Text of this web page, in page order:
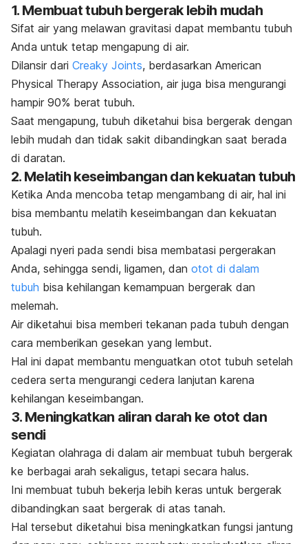
1. Membuat tubuh bergerak lebih mudah
Sifat air yang melawan gravitasi dapat membantu tubuh
Anda untuk tetap mengapung di air.
Dilansir dari Creaky Joints, berdasarkan American
Physical Therapy Association, air juga bisa mengurangi
hampir 90% berat tubuh.
Saat mengapung, tubuh diketahui bisa bergerak dengan
lebih mudah dan tidak sakit dibandingkan saat berada
di daratan.
2. Melatih keseimbangan dan kekuatan tubuh
Ketika Anda mencoba tetap mengambang di air, hal ini
bisa membantu melatih keseimbangan dan kekuatan
tubuh.
Apalagi nyeri pada sendi bisa membatasi pergerakan
Anda, sehingga sendi, ligamen, dan otot di dalam
tubuh bisa kehilangan kemampuan bergerak dan
melemah.
Air diketahui bisa memberi tekanan pada tubuh dengan
cara memberikan gesekan yang lembut.
Hal ini dapat membantu menguatkan otot tubuh setelah
cedera serta mengurangi cedera lanjutan karena
kehilangan keseimbangan.
3. Meningkatkan aliran darah ke otot dan
sendi
Kegiatan olahraga di dalam air membuat tubuh bergerak
ke berbagai arah sekaligus, tetapi secara halus.
Ini membuat tubuh bekerja lebih keras untuk bergerak
dibandingkan saat bergerak di atas tanah.
Hal tersebut diketahui bisa meningkatkan fungsi jantung